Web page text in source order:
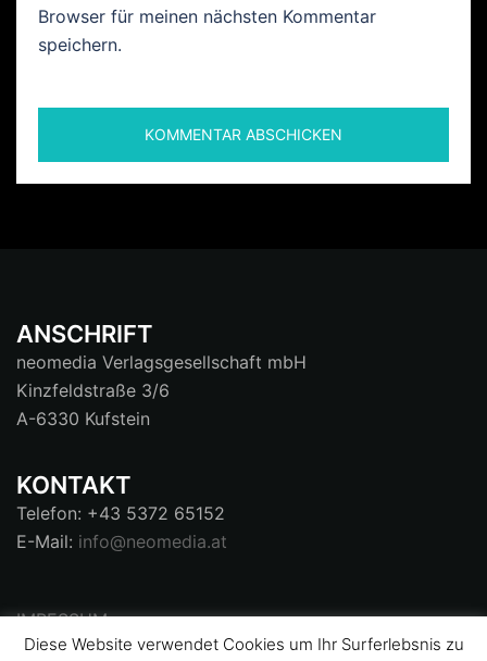
Browser für meinen nächsten Kommentar
speichern.
ANSCHRIFT
neomedia Verlagsgesellschaft mbH
Kinzfeldstraße 3/6
A-6330 Kufstein
KONTAKT
Telefon: +43 5372 65152
E-Mail: info@neomedia.at
IMRESSUM
AGB
Diese Website verwendet Cookies um Ihr Surferlebsnis zu